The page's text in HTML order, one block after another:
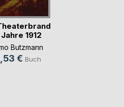
1912
Butzmann
€ Buch